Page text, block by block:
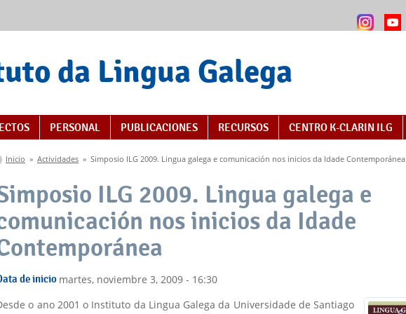
da Lingua Galega
PERSONAL PUBLICACIONES RECURSOS CENTRO K-CLARIN ILG
encuentra usted aquí
Inicio » Actividades » Simposio ILG 2009. Lingua galega e comunicación nos inicios da Idade Contemporánea
ILG 2009. Lingua galega e
nos inicios da Idade
de inicio martes, noviembre 3, 2009 - 16:30
o ano 2001 o Instituto da Lingua Galega da Universidade de Santiago